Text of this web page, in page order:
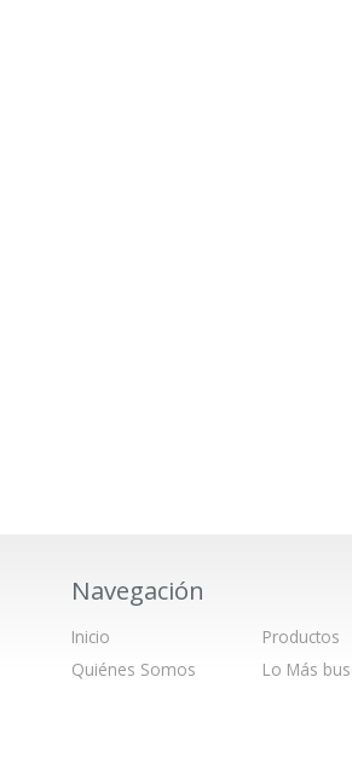
Navegación
Inicio
Quiénes Somos
Productos
Lo Más